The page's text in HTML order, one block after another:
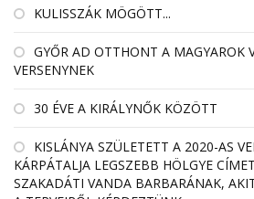
KULISSZÁK MÖGÖTT...
GYŐR AD OTTHONT A MAGYAROK
VERSENYNEK
30 ÉVE A KIRÁLYNŐK KÖZÖTT
KISLÁNYA SZÜLETETT A 2020-AS
KÁRPÁTALJA LEGSZEBB HÖLGYE
SZAKADÁTI VANDA BARBARÁNAK,